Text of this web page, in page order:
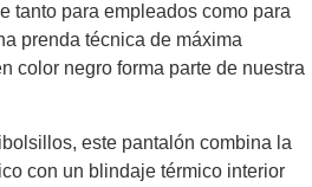
tanto para empleados como para
prenda técnica de máxima
color negro forma parte de nuestra
este pantalón combina la
con un blindaje térmico interior